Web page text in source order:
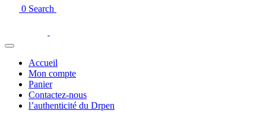
0 Search
Accueil
Mon compte
Panier
Contactez-nous
l’authenticité du Drpen